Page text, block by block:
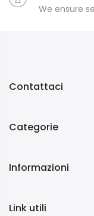
We ensure
Contattaci
Categorie
Informazioni
Link utili